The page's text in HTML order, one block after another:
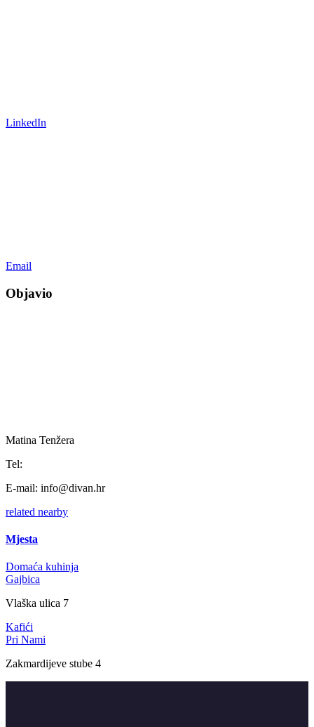
LinkedIn
Email
Objavio
Matina Tenžera
Tel:
E-mail: info@divan.hr
related nearby
Mjesta
Domaća kuhinja
Gajbica
Vlaška ulica 7
Kafići
Pri Nami
Zakmardijeve stube 4